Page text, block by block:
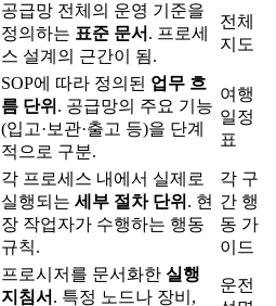
공급망 전체의 운영 기준을
정의하는 표준 문서 . 프로세
스 설계의 근간이 됨.
전체
지도
SOP에 따라 정의된 업무 흐
름 단위 . 공급망의 주요 기능
(입고·보관·출고 등)을 단계
적으로 구분.
여행
일정
표
각 프로세스 내에서 실제로
실행되는 세부 절차 단위 . 현
장 작업자가 수행하는 행동
규칙.
각 구
간 행
동 가
이드
프로시저를 문서화한 실행
지침서 . 특정 노드나 장비,
운전